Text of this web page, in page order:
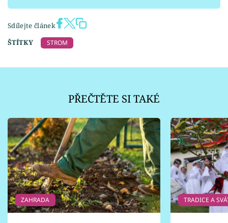
Sdílejte článek
ŠTÍTKY
STROM
PŘEČTĚTE SI TAKÉ
ZAHRADA TRADICE A